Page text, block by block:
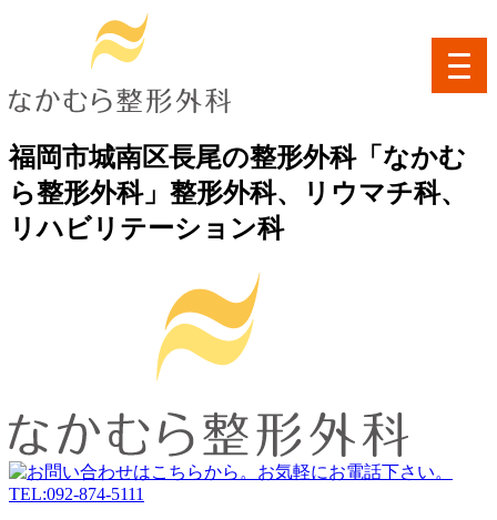
toggle
福岡市城南区長尾の整形外科「なかむ
ら整形外科」整形外科、リウマチ科、
リハビリテーション科